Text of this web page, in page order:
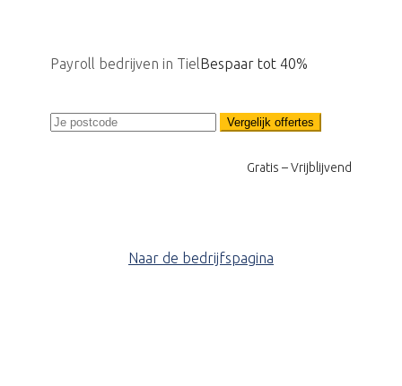
Payroll bedrijven in TielBespaar tot 40%
Vergelijk offertes
Gratis – Vrijblijvend
Naar de bedrijfspagina